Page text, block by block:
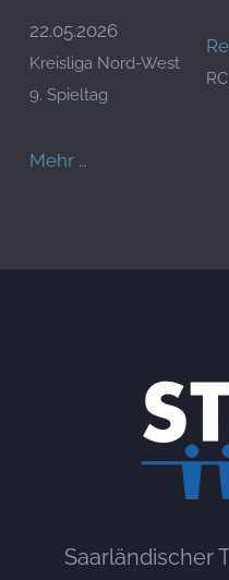
22.05.2026
Kreisliga Nord-West
9. Spieltag
Mehr …
Saarländischer